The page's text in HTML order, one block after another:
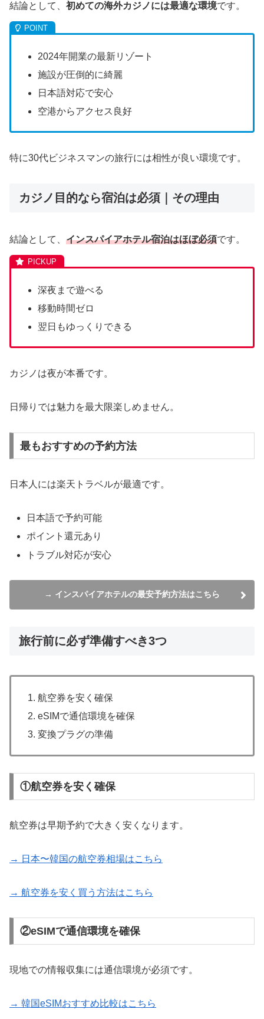
結論として、 初めての海外カジノには最適な環境です。
2024年開業の最新リゾート
施設が圧倒的に綺麗
日本語対応で安心
空港からアクセス良好
特に30代ビジネスマンの旅行には相性が良い環境です。
カジノ目的なら宿泊は必須｜その理由
結論として、 インスパイアホテル宿泊はほぼ必須です。
深夜まで遊べる
移動時間ゼロ
翌日もゆっくりできる
カジノは夜が本番です。
日帰りでは魅力を最大限楽しめません。
最もおすすめの予約方法
日本人には楽天トラベルが最適です。
日本語で予約可能
ポイント還元あり
トラブル対応が安心
→ インスパイアホテルの最安予約方法はこちら
旅行前に必ず準備すべき3つ
航空券を安く確保
eSIMで通信環境を確保
変換プラグの準備
①航空券を安く確保
航空券は早期予約で大きく安くなります。
→ 日本〜韓国の航空券相場はこちら
→ 航空券を安く買う方法はこちら
②eSIMで通信環境を確保
現地での情報収集には通信環境が必須です。
→ 韓国eSIMおすすめ比較はこちら